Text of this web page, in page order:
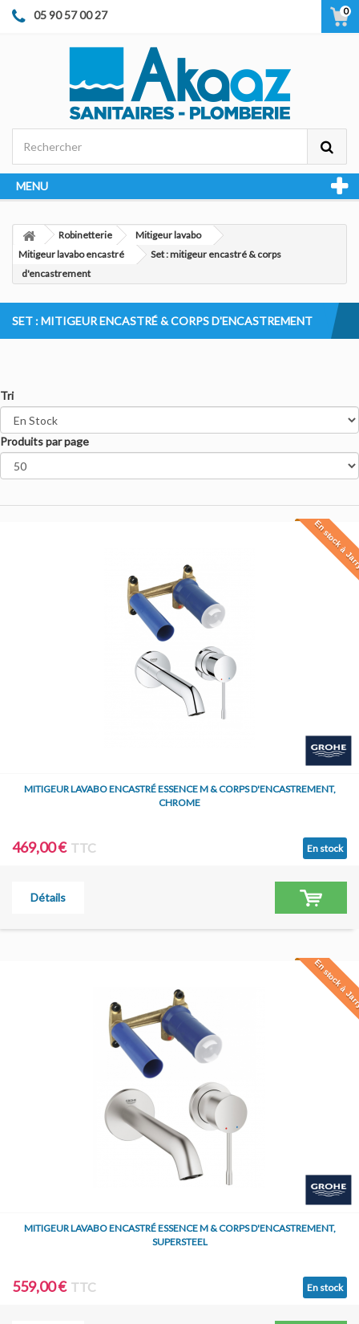
05 90 57 00 27 0
MENU
Robinetterie
Mitigeur lavabo
Mitigeur lavabo encastré
Set : mitigeur encastré & corps
d'encastrement
SET : MITIGEUR ENCASTRÉ & CORPS D'ENCASTREMENT
Tri
Produits par page
En stock à
MITIGEUR LAVABO ENCASTRÉ ESSENCE M & CORPS D'ENCASTREMENT,
CHROME
469,00 € TTC En stock
Détails
En stock à
MITIGEUR LAVABO ENCASTRÉ ESSENCE M & CORPS D'ENCASTREMENT,
SUPERSTEEL
559,00 € TTC En stock